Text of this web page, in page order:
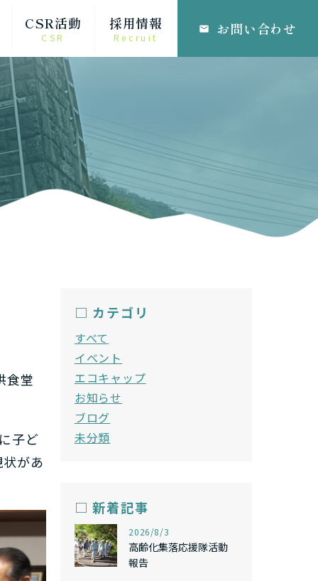
CSR活動
CSR
採用情報
Recruit
email お問い合わせ
食堂
子ど
があ
□ カテゴリ
すべて
イベント
エコキャップ
お知らせ
ブログ
未分類
□ 新着記事
, 2026/8/3
高齢化集落応援隊活動
報告